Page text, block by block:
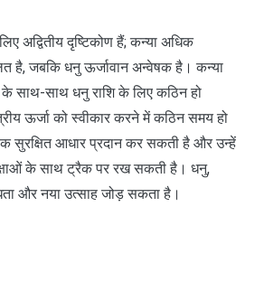
अद्वितीय दृष्टिकोण हैं; कन्या अधिक
है, जबकि धनु ऊर्जावान अन्वेषक है। कन्या
के साथ-साथ धनु राशि के लिए कठिन हो
ऊर्जा को स्वीकार करने में कठिन समय हो
सुरक्षित आधार प्रदान कर सकती है और उन्हें
के साथ ट्रैक पर रख सकती है। धनु,
और नया उत्साह जोड़ सकता है।